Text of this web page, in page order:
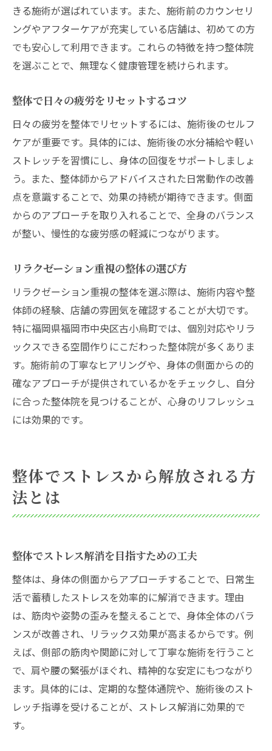
きる施術が選ばれています。また、施術前のカウンセリ
ングやアフターケアが充実している店舗は、初めての方
でも安心して利用できます。これらの特徴を持つ整体院
を選ぶことで、無理なく健康管理を続けられます。
整体で日々の疲労をリセットするコツ
日々の疲労を整体でリセットするには、施術後のセルフ
ケアが重要です。具体的には、施術後の水分補給や軽い
ストレッチを習慣にし、身体の回復をサポートしましょ
う。また、整体師からアドバイスされた日常動作の改善
点を意識することで、効果の持続が期待できます。側面
からのアプローチを取り入れることで、全身のバランス
が整い、慢性的な疲労感の軽減につながります。
リラクゼーション重視の整体の選び方
リラクゼーション重視の整体を選ぶ際は、施術内容や整
体師の経験、店舗の雰囲気を確認することが大切です。
特に福岡県福岡市中央区古小烏町では、個別対応やリラ
ックスできる空間作りにこだわった整体院が多くありま
す。施術前の丁寧なヒアリングや、身体の側面からの的
確なアプローチが提供されているかをチェックし、自分
に合った整体院を見つけることが、心身のリフレッシュ
には効果的です。
整体でストレスから解放される方
法とは
整体でストレス解消を目指すための工夫
整体は、身体の側面からアプローチすることで、日常生
活で蓄積したストレスを効率的に解消できます。理由
は、筋肉や姿勢の歪みを整えることで、身体全体のバラ
ンスが改善され、リラックス効果が高まるからです。例
えば、側部の筋肉や関節に対して丁寧な施術を行うこと
で、肩や腰の緊張がほぐれ、精神的な安定にもつながり
ます。具体的には、定期的な整体通院や、施術後のスト
レッチ指導を受けることが、ストレス解消に効果的で
す。